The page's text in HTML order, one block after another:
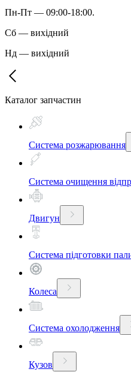
Пн-Пт — 09:00-18:00.
Сб — вихідний
Нд — вихідний
Каталог запчастин
Система розжарювання
Система очищення
Двигун
Система підготовки
Колеса
Система охолодження
Кузов